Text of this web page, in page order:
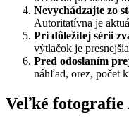
Nevychádzajte zo
Autoritatívna je
Pri dôležitej sérii
výtlačok je
Pred odoslaním
náhľad, orez, počet
Veľké fotografie